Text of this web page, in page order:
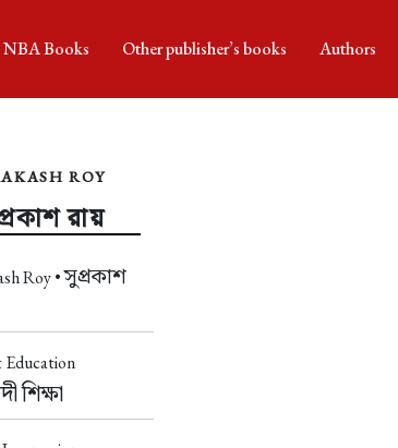
NBA Books Other publisher’s books Authors
ROY
রায়
Roy •সুপ্রকাশ
শিক্ষা